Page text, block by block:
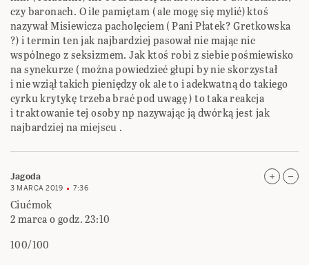
czy baronach. O ile pamiętam ( ale mogę się mylić) ktoś
nazywał Misiewicza pacholęciem ( Pani Płatek? Gretkowska
?) i termin ten jak najbardziej pasował nie mając nic
wspólnego z seksizmem. Jak ktoś robi z siebie pośmiewisko
na synekurze ( można powiedzieć głupi by nie skorzystał
i nie wziął takich pieniędzy ok ale to i adekwatną do takiego
cyrku krytykę trzeba brać pod uwagę ) to taka reakcja
i traktowanie tej osoby np nazywając ją dwórką jest jak
najbardziej na miejscu .
Jagoda
3 MARCA 2019 7:36
Ciućmok
2 marca o godz. 23:10
100/100